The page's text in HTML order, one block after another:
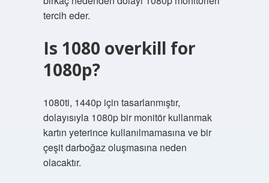
tercih eder.
Is 1080 overkill for
1080p?
1080ti, 1440p için tasarlanmıştır,
dolayısıyla 1080p bir monitör kullanmak
kartın yeterince kullanılmamasına ve bir
çeşit darboğaz oluşmasına neden
olacaktır.